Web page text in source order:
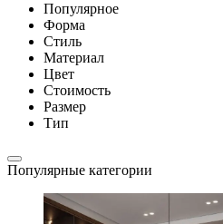
Популярное
Форма
Стиль
Материал
Цвет
Стоимость
Размер
Тип
Популярные категории